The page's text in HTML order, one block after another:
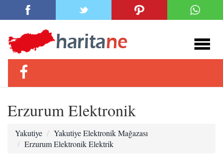
Erzurum Elektronik
Yakutiye
Yakutiye Elektronik Mağazası
Erzurum Elektronik Elektrik